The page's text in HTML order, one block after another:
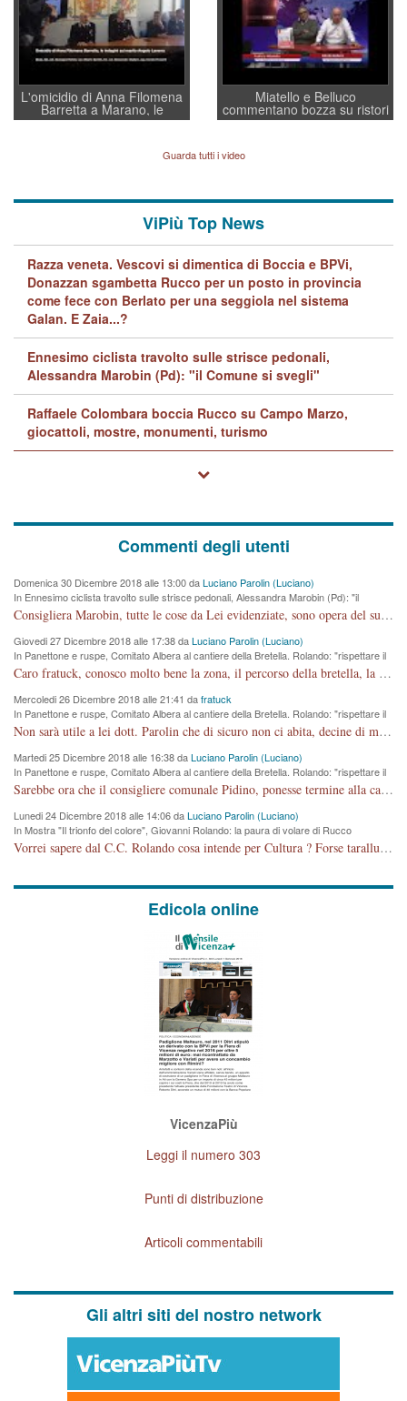
L'omicidio di Anna Filomena
Barretta a Marano, le
indagini dei carabinieri di
quelle di... Barbara D'Urso
Miatello e Belluco
commentano bozza su ristori
BPVi e Veneto Banca
Guarda tutti i video
ViPiù Top News
Razza veneta. Vescovi si dimentica di Boccia e BPVi,
Donazzan sgambetta Rucco per un posto in provincia
come fece con Berlato per una seggiola nel sistema
Galan. E Zaia...?
Ennesimo ciclista travolto sulle strisce pedonali,
Alessandra Marobin (Pd): "il Comune si svegli"
Raffaele Colombara boccia Rucco su Campo Marzo,
giocattoli, mostre, monumenti, turismo
Commenti degli utenti
Domenica 30 Dicembre 2018 alle 13:00 daLuciano Parolin (Luciano)
In Ennesimo ciclista travolto sulle strisce pedonali, Alessandra Marobin (Pd): "il
Comune si svegli"
Consigliera Marobin, tutte le cose da Lei evidenziate, sono opera del suo ex Assessore e compagno di Partito Antonio Marco Dalla Pozza Assessore alla "progettazione" di piste ciclabili e altre porcherie. A lui manderei il conto da saldare per incidenti e danni alle persone. E' ora che "finiamola." Avete perso rassegnatevi. qui IL SINDACO RUCCO NON C'ENTRA PER NIENTE. CAPITO!!!!!!!! Amen.
Giovedi 27 Dicembre 2018 alle 17:38 daLuciano Parolin (Luciano)
In Panettone e ruspe, Comitato Albera al cantiere della Bretella. Rolando: "rispettare il
cronoprogramma"
Caro fratuck, conosco molto bene la zona, il percorso della bretella, la situazione dei cittadini, abito in Viale Trento. A partire dal 2003 ho partecipato al Comitato di Maddalene pro bretella, e a riunioni propositive per apportare modifiche al progetto. Numerose mie foto del territorio sono arrivate a Roma, altri miei interventi (non graditi dalla Sx) sono stati pubblicati dal GdV, assieme ad altri come Ciro Asproso, ora favorevole alla bretella. Ho partecipato alla raccolta firme per la chiusura della strada x 5 giorni eseguita dal Sindaco Hullwech per sforamento 180 Micro/g. Pertanto come impegno per la tematica sono apposto con la coscienza. Ora il Progetto è partito, fine! Voglio dire che la nuova Giunta "comunale" non c'entra più. L'opera sarà "malauguratamente" eseguita, ma non con il mio placet. Il Consigliere Comunale dovrebbe capire che la campagna elettorale è finita, con buona pace di tutti. Quello che invece dovrebbe interessare è la proprietà della strada, dall'uscita autostradale Ovest, sino alla Rotatoria dell'Albara, vi sono tre possessori: Autostrade SpA; La Provincia, il Comune. Come la mettiamo per il futuro ? I costi, da 50 sono saliti a 100 milioni di € come dire 20 milioni a KM (!) da non credere. Comunque si farà. Ma nessuno canti Vittoria, anzi meglio non farne un ulteriore fatto "partitico" per questioni elettorali o di seggio. Se mi manda la sua mail, sono disponibile ad inviare i documenti e le foto sopra descritte. Con ossequi, Luciano Parolin
Mercoledi 26 Dicembre 2018 alle 21:41 dafratuck
In Panettone e ruspe, Comitato Albera al cantiere della Bretella. Rolando: "rispettare il
cronoprogramma"
Non sarà utile a lei dott. Parolin che di sicuro non ci abita, decine di migliaia di TIR, automobili e padroncini che passano quotidianamente per una strada appena rotabile, non è più possibile stendere i panni, attraversare la strada senza rischiare la morte, le case stanno crepando, i tempi sono cambiati e la bretella non passerà assolutamente per maddalene (ma cosa sta a dire?!), dia invece responsabilità a chi ha costruito tagliando la strada che doveva invece terminare a isola vicentina e non al moracchino lasciando Motta di Costabissara ancora in panne di traffico. I tempi sono cambiati dottore e se l'anagrafe della vita stagna nell'essere umano impressioni conservatrici, la società non le considera perchè va avanti, si industrializza e ha bisogno di infrastrutture e di sviluppo. Ultima considerazione, se è geloso di Rolando perchè vede in lui solo campagne politiche mentre si difendono i SOLI diritti dei cittadini, la preghiamo faccia considerazioni più appropriate. Saluti e complimenti per i suoi scritti.
Martedi 25 Dicembre 2018 alle 16:38 daLuciano Parolin (Luciano)
In Panettone e ruspe, Comitato Albera al cantiere della Bretella. Rolando: "rispettare il
cronoprogramma"
Sarebbe ora che il consigliere comunale Pidino, ponesse termine alla campagna elettorale nel territorio del suo seggio Villaggio del Sole. La tiraca è iniziata, distruggerà 6 km di prateria ovest della città, ricca di fonti e sorgenti d'acqua. I cittadini di Maddalene non avranno più Pace la notte. Molta colpa per la costruzione di questa Strada è proprio del signor Rolando,dei suoi gazebo mobili e che vuol far passare questa opera VANDALICA come progetto "utile" a chi ? Non è cosa seria sig. Rolando!
Lunedi 24 Dicembre 2018 alle 14:06 daLuciano Parolin (Luciano)
In Mostra "Il trionfo del colore", Giovanni Rolando: la paura di volare di Rucco
Vorrei sapere dal C.C. Rolando cosa intende per Cultura ? Forse tarallucci, vino e sagre, o spaghetti tricolori del PD ? Il continuo (s)parlare della mostra a Palazzo Chiericati caro consigliere DANNEGGIA FORTEMENTE l'immagine della città TUTTA e fa deviare i consensi che in RUSSIA (badi bene ex U.R.S.S.) sono ECCELLENTI. A livello artistico l'evento è di alta Valenza culturale, COMPITO di Tutta la Cittadinanza fare il possibile per propagandare l'iniziativa senza farne UN CASO PARTITICO come fa Lei da sempre. Meno Gazebo + Partecipazione! E così sia. Amen.
Edicola online
VicenzaPiù
Leggi il numero 303
Punti di distribuzione
Articoli commentabili
Gli altri siti del nostro network